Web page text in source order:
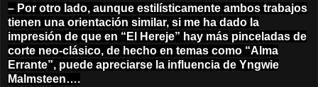
– Por otro lado, aunque estilísticamente ambos trabajos
tienen una orientación similar, si me ha dado la
impresión de que en “El Hereje” hay más pinceladas de
corte neo-clásico, de hecho en temas como “Alma
Errante”, puede apreciarse la influencia de Yngwie
Malmsteen….